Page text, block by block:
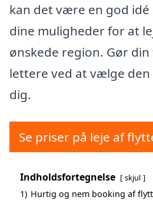
kan det være en god
dine muligheder for at
ønskede region. Gør
lettere ved at vælge
dig.
Se priser på leje af
Indholdsfortegnelse skjul
1) Hurtig og nem booking af